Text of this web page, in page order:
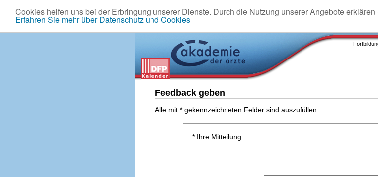
Cookies helfen uns bei der Erbringung unserer Dienste. Durch die Nutzung unserer Angebote
Erfahren Sie mehr über Datenschutz und Cookies
Feedback geben
Alle mit * gekennzeichneten Felder sind auszufüllen.
* Ihre Mitteilung